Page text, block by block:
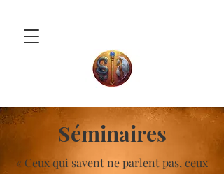
Séminaires
« Ceux qui savent ne parlent pas, ceux